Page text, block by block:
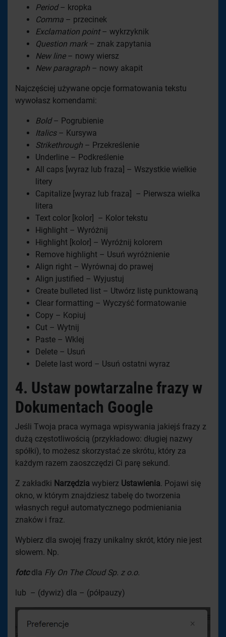
Period– kropka
Comma – przecinek
Exclamation point– wykrzyknik
Question mark– znak zapytania
New line – nowy wiersz
New paragraph – nowy akapit
Najczęściej używane opcje formatowania tekstu
wywołasz komendami:
Bold– Pogrubienie
Italics– Kursywa
Strikethrough – Przekreślenie
Underline – Podkreślenie
All caps [wyraz lub fraza] – Wszystkie wielkie
litery
Capitalize [wyraz lub fraza] – Pierwsza wielka
litera
Text color [kolor] – Kolor tekstu
Highlight – Wyróżnij
Highlight [kolor] – Wyróżnij kolorem
Remove highlight – Usuń wyróżnienie
Align right – Wyrównaj do prawej
Align justified – Wyjustuj
Create bulleted list – Utwórz listę punktowaną
Clear formatting – Wyczyść formatowanie
Copy – Kopiuj
Cut – Wytnij
Paste – Wklej
Delete – Usuń
Delete last word – Usuń ostatni wyraz
4. Ustaw powtarzalne frazy w
Dokumentach Google
Jeśli Twoja praca wymaga wpisywania jakiejś frazy z
dużą częstotliwością (przykładowo: długiej nazwy
spółki), to możesz skorzystać ze skrótu, który za
każdym razem zaoszczędzi Ci parę sekund.
Z zakładki Narzędzia wybierz Ustawienia. Pojawi się
okno, w którym znajdziesz tabelę do tworzenia
własnych reguł automatycznego podmieniania
znaków i fraz.
Wybierz dla swojej frazy unikalny skrót, który nie jest
słowem. Np.
fotc dla Fly On The Cloud Sp. z o.o.
lub – (dywiz) dla – (półpauzy)